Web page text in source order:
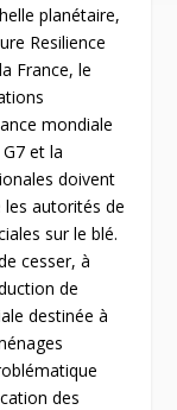
planétaire,
Resilience
France, le
mondiale
et la
doivent
autorités de
sur le blé.
cesser, à
de
destinée à
des